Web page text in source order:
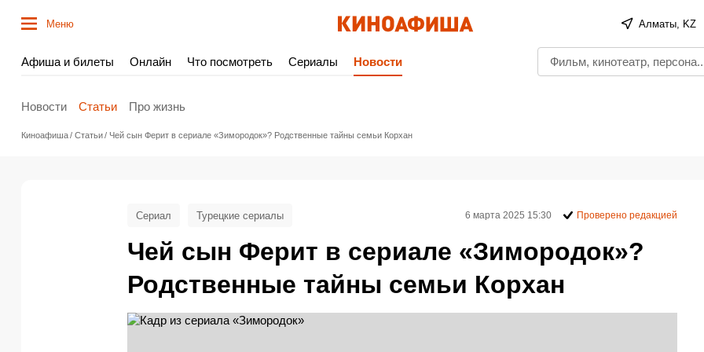
Меню Алматы, KZ
Афиша и билеты Онлайн Что посмотреть Сериалы Новости
Новости Статьи Про жизнь
Киноафиша Статьи Чей сын Ферит в сериале «Зимородок»? Родственные тайны семьи Корхан
Чей сын Ферит в сериале «Зимородок»?
Родственные тайны семьи Корхан
Сериал Турецкие сериалы 6 марта 2025 15:30 Проверено редакцией